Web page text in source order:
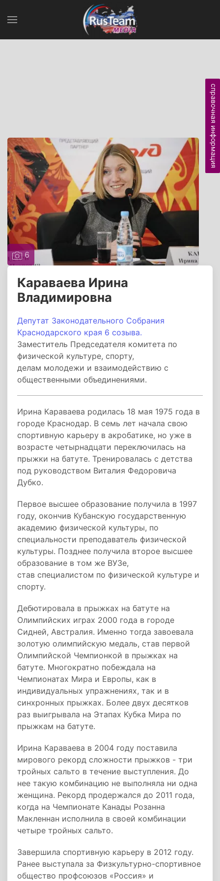
6
Караваева Ирина
Владимировна
Депутат Законодательного Собрания
Краснодарского края 6 созыва.
Заместитель Председателя комитета по
физической культуре, спорту,
делам молодежи и взаимодействию с
общественными объединениями.
Ирина Караваева родилась 18 мая 1975 года в
городе Краснодар. В семь лет начала свою
спортивную карьеру в акробатике, но уже в
возрасте четырнадцати переключилась на
прыжки на батуте. Тренировалась с детства
под руководством Виталия Федоровича
Дубко.
Первое высшее образование получила в 1997
году, окончив Кубанскую государственную
академию физической культуры, по
специальности преподаватель физической
культуры. Позднее получила второе высшее
образование в том же ВУЗе,
став специалистом по физической культуре и
спорту.
Дебютировала в прыжках на батуте на
Олимпийских играх 2000 года в городе
Сидней, Австралия. Именно тогда завоевала
золотую олимпийскую медаль, став первой
Олимпийской Чемпионкой в прыжках на
батуте. Многократно побеждала на
Чемпионатах Мира и Европы, как в
индивидуальных упражнениях, так и в
синхронных прыжках. Более двух десятков
раз выигрывала на Этапах Кубка Мира по
прыжкам на батуте.
Ирина Караваева в 2004 году поставила
мирового рекорд сложности прыжков - три
тройных сальто в течение выступления. До
нее такую комбинацию не выполняла ни одна
женщина. Рекорд продержался до 2011 года,
когда на Чемпионате Канады Розанна
Макленнан исполнила в своей комбинации
четыре тройных сальто.
Завершила спортивную карьеру в 2012 году.
Ранее выступала за Физкультурно-спортивное
общество профсоюзов «Россия» и
справочная информация